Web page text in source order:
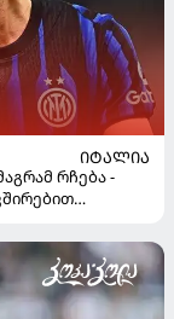
ᲘᲢᲐᲚᲘᲐ
რჩება -